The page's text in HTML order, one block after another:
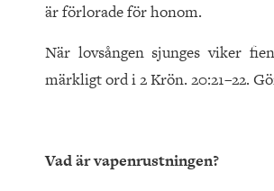
är förlorade för honom.
När lovsången sjunges viker
märkligt ord i 2 Krön. 20:21–22.
Vad är vapenrustningen?